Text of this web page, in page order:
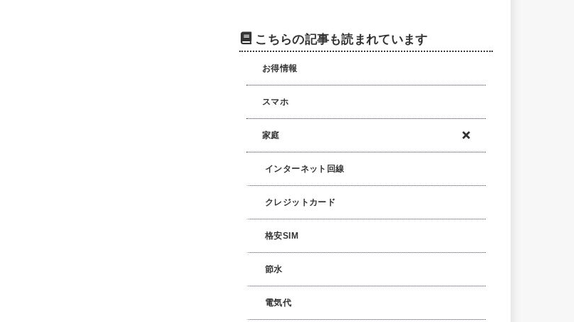
こちらの記事も読まれています
お得情報
スマホ
家庭
インターネット回線
クレジットカード
格安SIM
節水
電気代